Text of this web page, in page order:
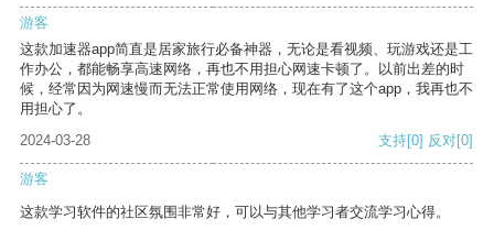
游客
这款加速器app简直是居家旅行必备神器，无论是看视频、玩游戏还是工
作办公，都能畅享高速网络，再也不用担心网速卡顿了。以前出差的时
候，经常因为网速慢而无法正常使用网络，现在有了这个app，我再也不
用担心了。
2024-03-28
支持[0] 反对[0]
游客
这款学习软件的社区氛围非常好，可以与其他学习者交流学习心得。